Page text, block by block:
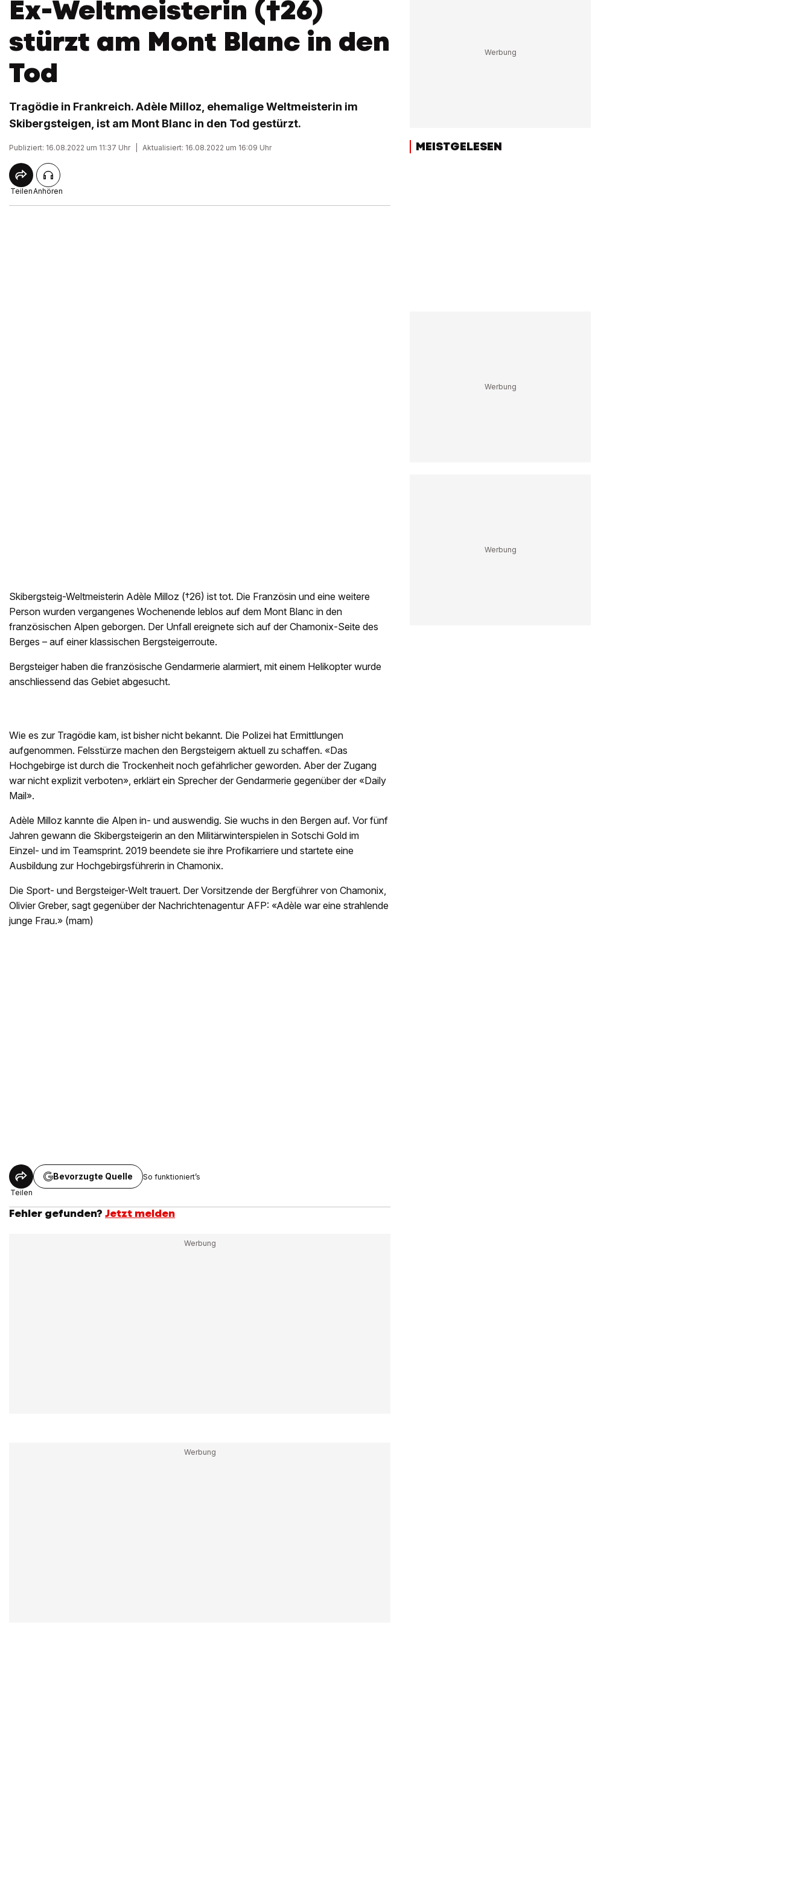
Ex-Weltmeisterin (†26)
stürzt am Mont Blanc in den
Tod
Tragödie in Frankreich. Adèle Milloz, ehemalige Weltmeisterin im
Skibergsteigen, ist am Mont Blanc in den Tod gestürzt.
Publiziert: 16.08.2022 um 11:37 Uhr Aktualisiert: 16.08.2022 um 16:09 Uhr
TeilenAnhören
Skibergsteig-Weltmeisterin Adèle Milloz (†26) ist tot. Die Französin und eine weitere
Person wurden vergangenes Wochenende leblos auf dem Mont Blanc in den
französischen Alpen geborgen. Der Unfall ereignete sich auf der Chamonix-Seite des
Berges – auf einer klassischen Bergsteigerroute.
Bergsteiger haben die französische Gendarmerie alarmiert, mit einem Helikopter wurde
anschliessend das Gebiet abgesucht.
Wie es zur Tragödie kam, ist bisher nicht bekannt. Die Polizei hat Ermittlungen
aufgenommen. Felsstürze machen den Bergsteigern aktuell zu schaffen. «Das
Hochgebirge ist durch die Trockenheit noch gefährlicher geworden. Aber der Zugang
war nicht explizit verboten», erklärt ein Sprecher der Gendarmerie gegenüber der «Daily
Mail».
Adèle Milloz kannte die Alpen in- und auswendig. Sie wuchs in den Bergen auf. Vor fünf
Jahren gewann die Skibergsteigerin an den Militärwinterspielen in Sotschi Gold im
Einzel- und im Teamsprint. 2019 beendete sie ihre Profikarriere und startete eine
Ausbildung zur Hochgebirgsführerin in Chamonix.
Die Sport- und Bergsteiger-Welt trauert. Der Vorsitzende der Bergführer von Chamonix,
Olivier Greber, sagt gegenüber der Nachrichtenagentur AFP: «Adèle war eine strahlende
junge Frau.» (mam)
Teilen
Bevorzugte Quelle So funktioniert’s
Fehler gefunden? Jetzt melden
MEISTGELESEN